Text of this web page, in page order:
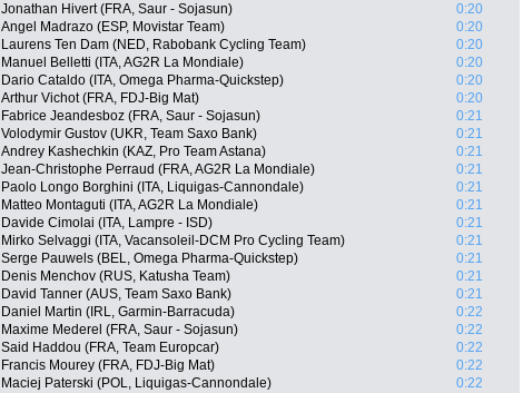
Jonathan Hivert (FRA, Saur - Sojasun)
0:20
Angel Madrazo (ESP, Movistar Team)
0:20
Laurens Ten Dam (NED, Rabobank Cycling Team)
0:20
Manuel Belletti (ITA, AG2R La Mondiale)
0:20
Dario Cataldo (ITA, Omega Pharma-Quickstep)
0:20
Arthur Vichot (FRA, FDJ-Big Mat)
0:20
Fabrice Jeandesboz (FRA, Saur - Sojasun)
0:21
Volodymir Gustov (UKR, Team Saxo Bank)
0:21
Andrey Kashechkin (KAZ, Pro Team Astana)
0:21
Jean-Christophe Perraud (FRA, AG2R La Mondiale)
0:21
Paolo Longo Borghini (ITA, Liquigas-Cannondale)
0:21
Matteo Montaguti (ITA, AG2R La Mondiale)
0:21
Davide Cimolai (ITA, Lampre - ISD)
0:21
Mirko Selvaggi (ITA, Vacansoleil-DCM Pro Cycling Team)
0:21
Serge Pauwels (BEL, Omega Pharma-Quickstep)
0:21
Denis Menchov (RUS, Katusha Team)
0:21
David Tanner (AUS, Team Saxo Bank)
0:21
Daniel Martin (IRL, Garmin-Barracuda)
0:22
Maxime Mederel (FRA, Saur - Sojasun)
0:22
Said Haddou (FRA, Team Europcar)
0:22
Francis Mourey (FRA, FDJ-Big Mat)
0:22
Maciej Paterski (POL, Liquigas-Cannondale)
0:22